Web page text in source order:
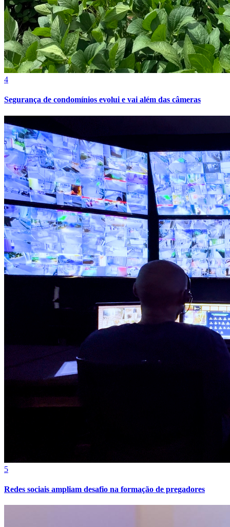
Atlético-MG
4
Segurança de condomínios evolui e vai além das câmeras
5
Redes sociais ampliam desafio na formação de pregadores